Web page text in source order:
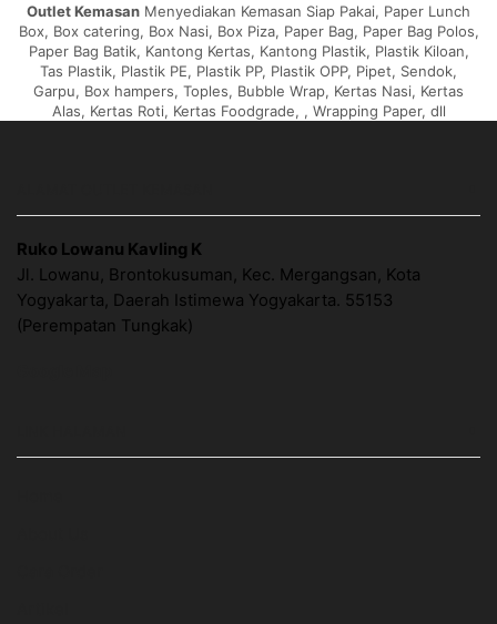
Outlet Kemasan Menyediakan Kemasan Siap Pakai, Paper Lunch
Box, Box catering, Box Nasi, Box Piza, Paper Bag, Paper Bag Polos,
Paper Bag Batik, Kantong Kertas, Kantong Plastik, Plastik Kiloan,
Tas Plastik, Plastik PE, Plastik PP, Plastik OPP, Pipet, Sendok,
Garpu, Box hampers, Toples, Bubble Wrap, Kertas Nasi, Kertas
Alas, Kertas Roti, Kertas Foodgrade, , Wrapping Paper, dll
Ruko Lowanu Kavling K
Jl. Lowanu, Brontokusuman, Kec. Mergangsan, Kota
Yogyakarta, Daerah Istimewa Yogyakarta. 55153
(Perempatan Tungkak)